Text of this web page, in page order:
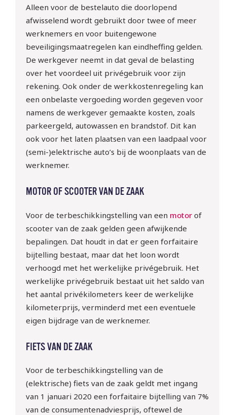
Alleen voor de bestelauto die doorlopend
afwisselend wordt gebruikt door twee of meer
werknemers en voor buitengewone
beveiligingsmaatregelen kan eindheffing gelden.
De werkgever neemt in dat geval de belasting
over het voordeel uit privégebruik voor zijn
rekening. Ook onder de werkkostenregeling kan
een onbelaste vergoeding worden gegeven voor
namens de werkgever gemaakte kosten, zoals
parkeergeld, autowassen en brandstof. Dit kan
ook voor het laten plaatsen van een laadpaal voor
(semi-)elektrische auto’s bij de woonplaats van de
werknemer.
MOTOR OF SCOOTER VAN DE ZAAK
Voor de terbeschikkingstelling van een motorof
scooter van de zaak gelden geen afwijkende
bepalingen. Dat houdt in dat er geen forfaitaire
bijtelling bestaat, maar dat het loon wordt
verhoogd met het werkelijke privégebruik. Het
werkelijke privégebruik bestaat uit het saldo van
het aantal privékilometers keer de werkelijke
kilometerprijs, verminderd met een eventuele
eigen bijdrage van de werknemer.
FIETS VAN DE ZAAK
Voor de terbeschikkingstelling van de
(elektrische) fiets van de zaak geldt met ingang
van 1 januari 2020 een forfaitaire bijtelling van 7%
van de consumenten­adviesprijs, oftewel de